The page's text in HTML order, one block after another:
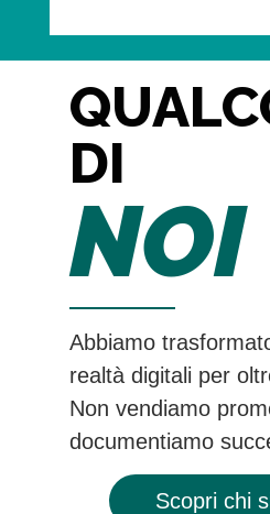
DI
NOI
Abbiamo
realtà digitali per
Non vendiamo
documentiamo
Scopri chi